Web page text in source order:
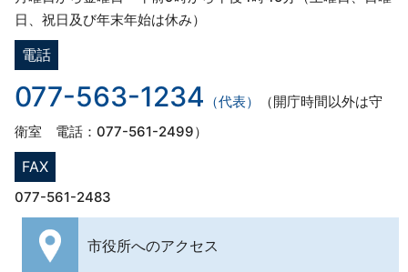
日、祝日及び年末年始は休み）
電話
077-563-1234 （代表）
（開庁時間以外は守
衛室 電話：077-561-2499）
FAX
077-561-2483
市役所へのアクセス